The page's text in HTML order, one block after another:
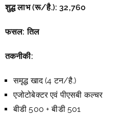
शुद्ध लाभ (रू/है.):32,760
फसल: तिल
तकनीकी:
समृद्ध खाद (4 टन/है.)
एजोटोबेक्टर एवं पीएसबी कल्चर
बीडी 500 + बीडी 501